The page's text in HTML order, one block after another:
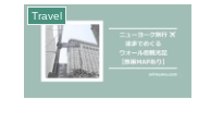
Travel